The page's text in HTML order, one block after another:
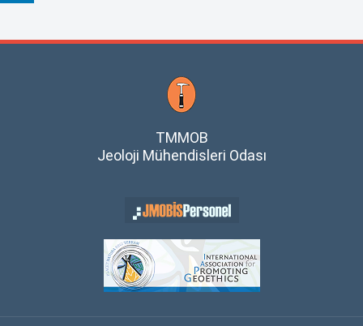
TMMOB
Jeoloji Mühendisleri Odası